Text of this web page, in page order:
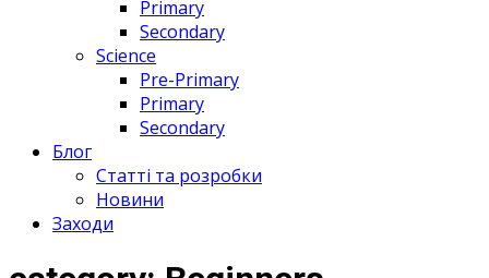
Primary
Secondary
Science
Pre-Primary
Primary
Secondary
Блог
Статті та розробки
Новини
Заходи